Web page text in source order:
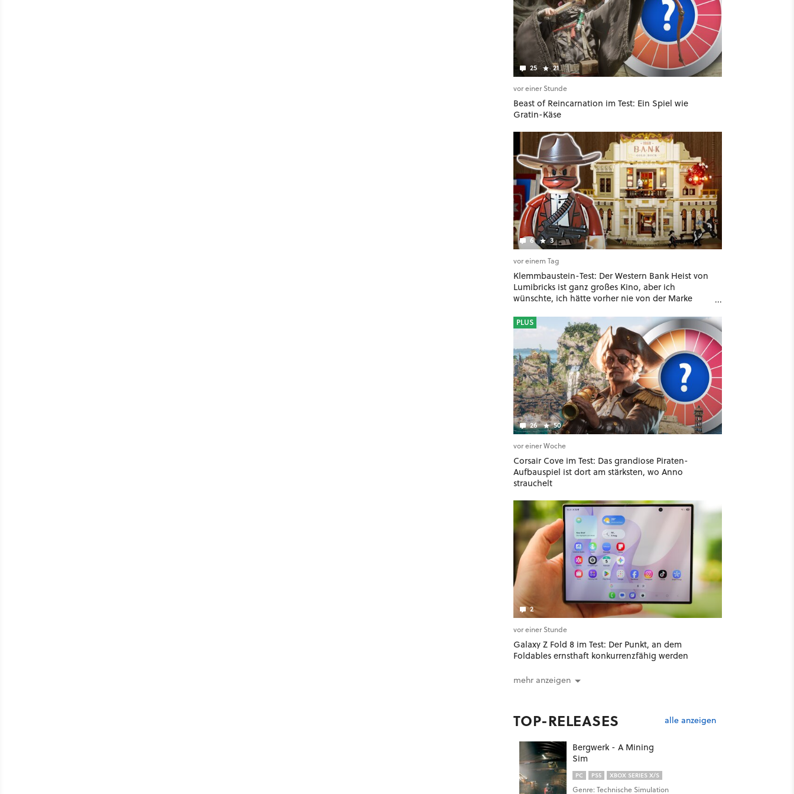
25 21
vor einer Stunde
Beast of Reincarnation im Test: Ein Spiel wie
Gratin-Käse
6 3
vor einem Tag
Klemmbaustein-Test: Der Western Bank Heist von
Lumibricks ist ganz großes Kino, aber ich
wünschte, ich hätte vorher nie von der Marke
26 50
PLUS
vor einer Woche
Corsair Cove im Test: Das grandiose Piraten-
Aufbauspiel ist dort am stärksten, wo Anno
strauchelt
2
vor einer Stunde
Galaxy Z Fold 8 im Test: Der Punkt, an dem
Foldables ernsthaft konkurrenzfähig werden
mehr anzeigen
TOP-RELEASES alle anzeigen
Bergwerk - A Mining
Sim
PC PS5 XBOX SERIES X/S
Genre: Technische Simulation